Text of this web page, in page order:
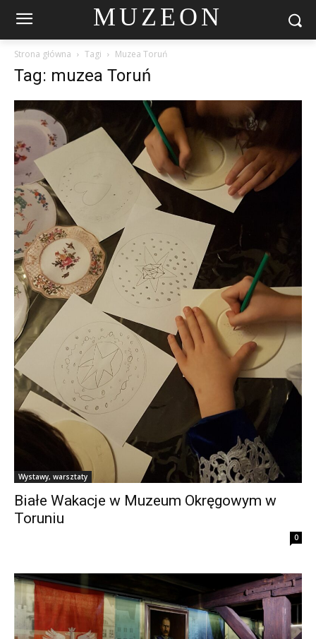
MUZEON
Strona główna Tagi Muzea Toruń
Tag: muzea Toruń
Wystawy, warsztaty
Białe Wakacje w Muzeum Okręgowym w
Toruniu
0